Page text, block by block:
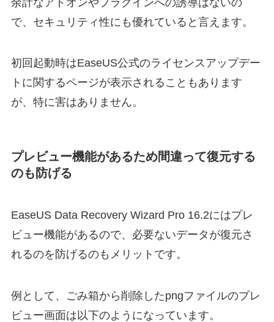
で、セキュリティ性にも優れていると言えます。
初回起動時はEaseUS公式のライセンスアップデー
トに関するページが表示されることもあります
が、特に害はありません。
プレビュー機能があるため間違って復元する
のも防げる
EaseUS Data Recovery Wizard Pro 16.2にはプレ
ビュー機能があるので、必要ないデータが復元さ
れるのを防げるのもメリットです。
例として、ごみ箱から削除したpngファイルのプレ
ビュー画面は以下のようになっています。